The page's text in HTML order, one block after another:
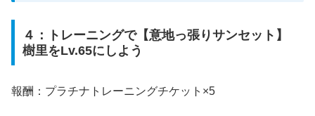
４：トレーニングで【意地っ張りサンセット】
樹里をLv.65にしよう
報酬：プラチナトレーニングチケット×5